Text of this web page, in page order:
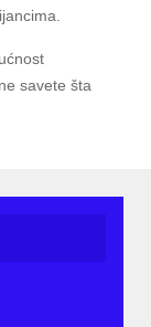
savete šta